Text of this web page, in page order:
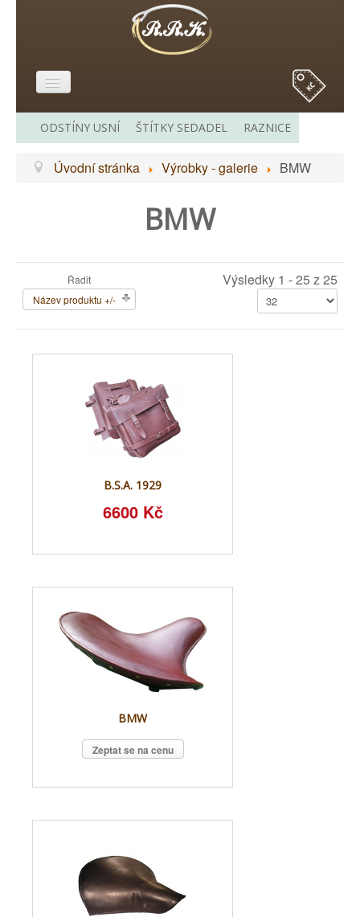
VÝROBKY - GALERIE
ODSTÍNY USNÍ ŠTÍTKY SEDADEL RAZNICE
Úvodní stránka Výrobky - galerie BMW
BMW
Řadit
Název produktu +/-
Výsledky 1 - 25 z 25
B.S.A. 1929
6600 Kč
BMW
Zeptat se na cenu